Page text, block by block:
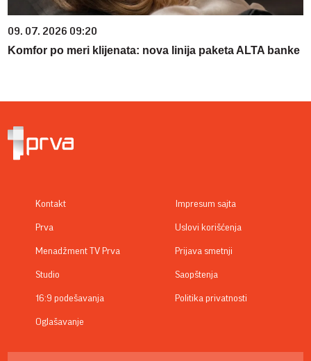
09. 07. 2026 09:20
Komfor po meri klijenata: nova linija paketa ALTA banke
Kontakt
Prva
Menadžment TV Prva
Studio
16:9 podešavanja
Oglašavanje
Impresum sajta
Uslovi korišćenja
Prijava smetnji
Saopštenja
Politika privatnosti